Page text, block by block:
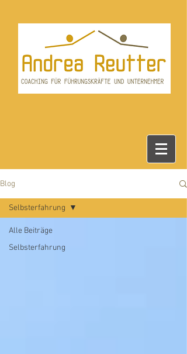
Blog
Alle Beiträge
Selbsterfahrung
Selbsterfahrung